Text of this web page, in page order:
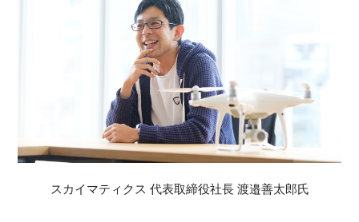
スカイマティクス 代表取締役社長 渡邉善太郎氏